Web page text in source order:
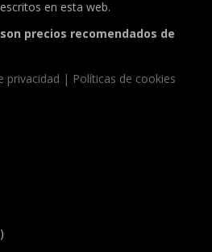
en esta web.
precios recomendados de
privacidad | Políticas de cookies